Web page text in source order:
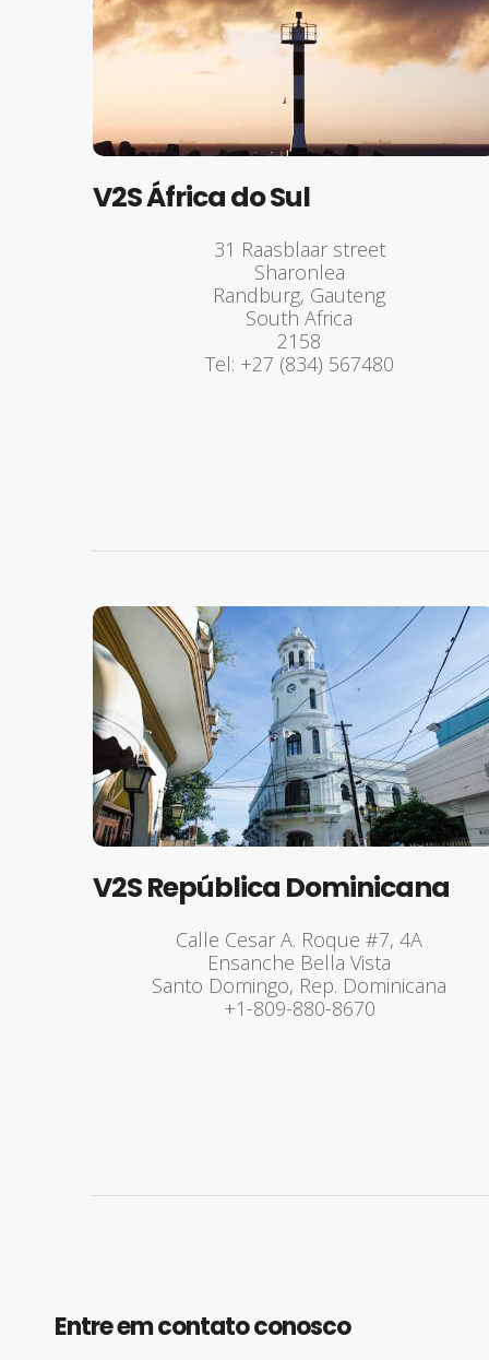
V2S África do Sul
31 Raasblaar street
Sharonlea
Randburg, Gauteng
South Africa
2158
Tel: +27 (834) 567480
V2S República Dominicana
Calle Cesar A. Roque #7, 4A
Ensanche Bella Vista
Santo Domingo, Rep. Dominicana
+1-809-880-8670
Entre em contato conosco